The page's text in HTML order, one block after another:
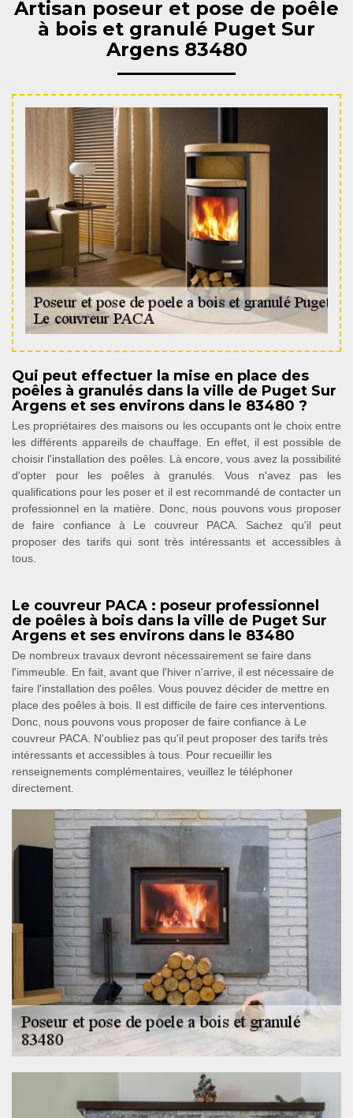
Artisan poseur et pose de poêle
à bois et granulé Puget Sur
Argens 83480
Qui peut effectuer la mise en place des
poêles à granulés dans la ville de Puget Sur
Argens et ses environs dans le 83480 ?
Les propriétaires des maisons ou les occupants ont le choix entre
les différents appareils de chauffage. En effet, il est possible de
choisir l'installation des poêles. Là encore, vous avez la possibilité
d'opter pour les poêles à granulés. Vous n'avez pas les
qualifications pour les poser et il est recommandé de contacter un
professionnel en la matière. Donc, nous pouvons vous proposer
de faire confiance à Le couvreur PACA. Sachez qu'il peut
proposer des tarifs qui sont très intéressants et accessibles à
tous.
Le couvreur PACA : poseur professionnel
de poêles à bois dans la ville de Puget Sur
Argens et ses environs dans le 83480
De nombreux travaux devront nécessairement se faire dans
l'immeuble. En fait, avant que l'hiver n'arrive, il est nécessaire de
faire l'installation des poêles. Vous pouvez décider de mettre en
place des poêles à bois. Il est difficile de faire ces interventions.
Donc, nous pouvons vous proposer de faire confiance à Le
couvreur PACA. N'oubliez pas qu'il peut proposer des tarifs très
intéressants et accessibles à tous. Pour recueillir les
renseignements complémentaires, veuillez le téléphoner
directement.